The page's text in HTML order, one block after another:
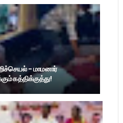
- மாமனார்
கத்திக்குத்து!